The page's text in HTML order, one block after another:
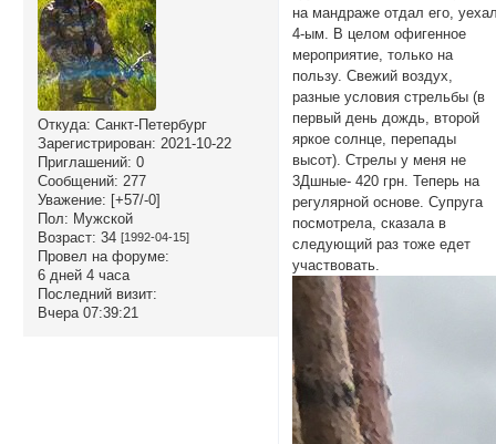
Откуда: Санкт-Петербург
Зарегистрирован: 2021-10-22
Приглашений: 0
Сообщений: 277
Уважение: [+57/-0]
Пол: Мужской
Возраст: 34 [1992-04-15]
Провел на форуме:
6 дней 4 часа
Последний визит:
Вчера 07:39:21
на мандраже отдал его,
4-ым. В целом офигенное
мероприятие, только на
пользу. Свежий воздух,
разные условия стрельбы (в
первый день дождь, второй
яркое солнце, перепады
высот). Стрелы у меня не
3Дшные- 420 грн. Теперь на
регулярной основе. Супруга
посмотрела, сказала в
следующий раз тоже едет
участвовать.